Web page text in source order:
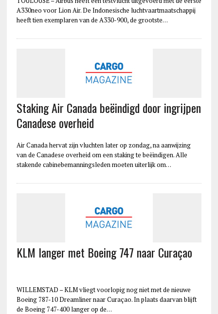
A330neo voor Lion Air. De Indonesische luchtvaartmaatschappij
heeft tien exemplaren van de A330-900, de grootste…
Staking Air Canada beëindigd door ingrijpen
Canadese overheid
Air Canada hervat zijn vluchten later op zondag, na aanwijzing
van de Canadese overheid om een staking te beëindigen. Alle
stakende cabinebemanningsleden moeten uiterlijk om…
KLM langer met Boeing 747 naar Curaçao
WILLEMSTAD – KLM vliegt voorlopig nog niet met de nieuwe
Boeing 787-10 Dreamliner naar Curaçao. In plaats daarvan blijft
de Boeing 747-400 langer op de…